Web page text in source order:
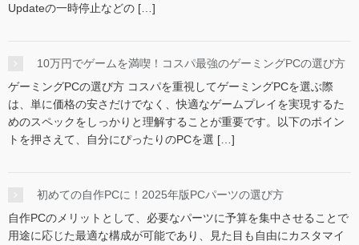
Updateの一時停止などの […]
10万円でゲームを満喫！コスパ最強のゲーミングPCの選び方
ゲーミングPCの選び方 コスパを重視してゲーミングPCを選ぶ際
は、単に価格の安さだけでなく、快適なゲームプレイを実現するた
めのスペックをしっかりと理解することが重要です。以下のポイン
トを押さえて、自分にぴったりのPCを選 […]
初めての自作PCに！2025年版PCパーツの選び方
自作PCのメリットとして、必要なパーツに予算を集中させることで
用途に応じた最適な構成が可能であり、見た目も自由にカスタマイ